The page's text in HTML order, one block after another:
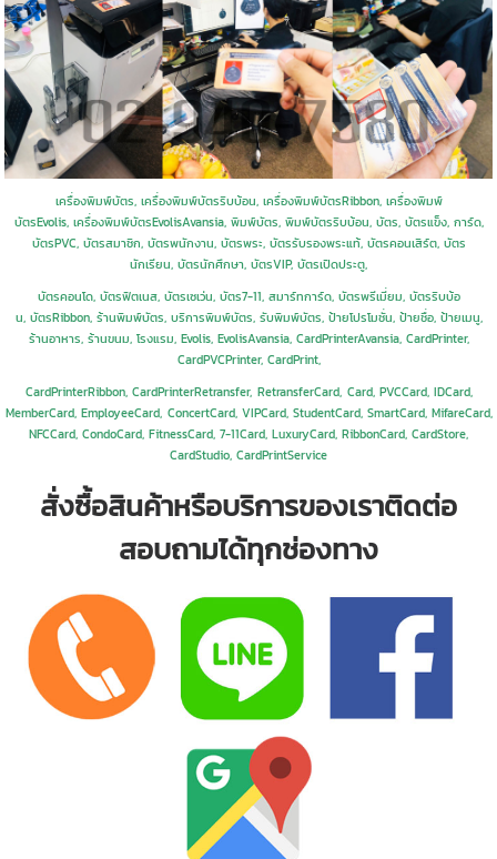
เครื่องพิมพ์บัตร, เครื่องพิมพ์บัตรริบบ้อน, เครื่องพิมพ์บัตรRibbon, เครื่องพิมพ์
บัตรEvolis, เครื่องพิมพ์บัตรEvolisAvansia, พิมพ์บัตร, พิมพ์บัตรริบบ้อน, บัตร, บัตรแข็ง, การ์ด,
บัตรPVC, บัตรสมาชิก, บัตรพนักงาน, บัตรพระ, บัตรรับรองพระแท้, บัตรคอนเสิร์ต, บัตร
นักเรียน, บัตรนักศึกษา, บัตรVIP, บัตรเปิดประตู,
บัตรคอนโด, บัตรฟิตเนส, บัตรเซเว่น, บัตร7-11, สมาร์ทการ์ด, บัตรพรีเมี่ยม, บัตรริบบ้อ
น, บัตรRibbon, ร้านพิมพ์บัตร, บริการพิมพ์บัตร, รับพิมพ์บัตร, ป้ายโปรโมชั่น, ป้ายชื่อ, ป้ายเมนู,
ร้านอาหาร, ร้านขนม, โรงแรม, Evolis, EvolisAvansia, CardPrinterAvansia, CardPrinter,
CardPVCPrinter, CardPrint,
CardPrinterRibbon, CardPrinterRetransfer, RetransferCard, Card, PVCCard, IDCard,
MemberCard, EmployeeCard, ConcertCard, VIPCard, StudentCard, SmartCard, MifareCard,
NFCCard, CondoCard, FitnessCard, 7-11Card, LuxuryCard, RibbonCard, CardStore,
CardStudio, CardPrintService
สั่งซื้อสินค้าหรือบริการของเราติดต่อ
สอบถามได้ทุกช่องทาง